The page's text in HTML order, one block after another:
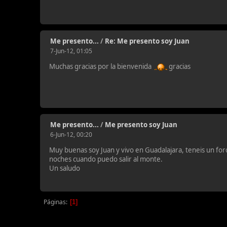
Me presento... / Re: Me presento soy Juan
7-Jun-12, 01:05
Muchas gracias por la bienvenida gracias
Me presento... / Me presento soy Juan
6-Jun-12, 00:20
Muy buenas soy Juan y vivo en Guadalajara, teneis un
noches cuando puedo salir al monte.
Un saludo
Páginas 1